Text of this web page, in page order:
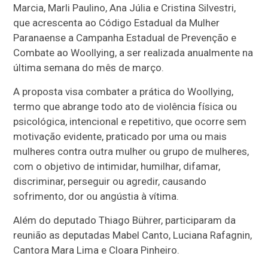
Marcia, Marli Paulino, Ana Júlia e Cristina Silvestri,
que acrescenta ao Código Estadual da Mulher
Paranaense a Campanha Estadual de Prevenção e
Combate ao Woollying, a ser realizada anualmente na
última semana do mês de março.
A proposta visa combater a prática do Woollying,
termo que abrange todo ato de violência física ou
psicológica, intencional e repetitivo, que ocorre sem
motivação evidente, praticado por uma ou mais
mulheres contra outra mulher ou grupo de mulheres,
com o objetivo de intimidar, humilhar, difamar,
discriminar, perseguir ou agredir, causando
sofrimento, dor ou angústia à vítima.
Além do deputado Thiago Bührer, participaram da
reunião as deputadas Mabel Canto, Luciana Rafagnin,
Cantora Mara Lima e Cloara Pinheiro.